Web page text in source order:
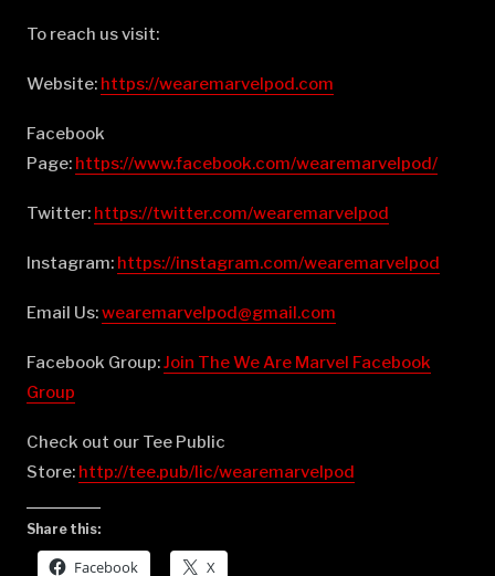
To reach us visit:
Website: ⁠⁠⁠⁠⁠⁠⁠⁠⁠⁠⁠⁠⁠⁠⁠⁠⁠⁠⁠⁠⁠⁠⁠⁠⁠⁠⁠⁠⁠⁠⁠⁠⁠⁠⁠⁠⁠⁠⁠⁠⁠⁠⁠⁠⁠⁠⁠⁠⁠⁠https://wearemarvelpod.com⁠⁠⁠⁠⁠⁠⁠⁠⁠⁠⁠⁠⁠⁠⁠⁠⁠⁠⁠⁠⁠⁠⁠⁠⁠⁠⁠⁠⁠⁠⁠⁠⁠⁠⁠⁠⁠⁠⁠⁠⁠⁠⁠⁠⁠⁠⁠⁠⁠⁠
Facebook
Page: ⁠⁠⁠⁠⁠⁠⁠⁠⁠⁠⁠⁠⁠⁠⁠⁠⁠⁠⁠⁠⁠⁠⁠⁠⁠⁠⁠⁠⁠⁠⁠⁠⁠⁠⁠⁠⁠⁠⁠⁠⁠⁠⁠⁠⁠⁠⁠⁠⁠⁠https://www.facebook.com/wearemarvelpod/⁠⁠⁠⁠⁠⁠⁠⁠⁠⁠⁠⁠⁠⁠⁠⁠⁠⁠⁠⁠⁠⁠⁠⁠⁠⁠⁠⁠⁠⁠⁠⁠⁠⁠⁠⁠⁠⁠⁠⁠⁠⁠⁠⁠⁠⁠⁠⁠⁠⁠
Twitter: ⁠⁠⁠⁠⁠⁠⁠⁠⁠⁠⁠⁠⁠⁠⁠⁠⁠⁠⁠⁠⁠⁠⁠⁠⁠⁠⁠⁠⁠⁠⁠⁠⁠⁠⁠⁠⁠⁠⁠⁠⁠⁠⁠⁠⁠⁠⁠⁠⁠⁠https://twitter.com/wearemarvelpod⁠⁠⁠⁠⁠⁠⁠⁠⁠⁠⁠⁠⁠⁠⁠⁠⁠⁠⁠⁠⁠⁠⁠⁠⁠⁠⁠⁠⁠⁠⁠⁠⁠⁠⁠⁠⁠⁠⁠⁠⁠⁠⁠⁠⁠⁠⁠⁠⁠⁠
Instagram: ⁠⁠⁠⁠⁠⁠⁠⁠⁠⁠⁠⁠⁠⁠⁠⁠⁠⁠⁠⁠⁠⁠⁠⁠⁠⁠⁠⁠⁠⁠⁠⁠⁠⁠⁠⁠⁠⁠⁠⁠⁠⁠⁠⁠⁠⁠⁠⁠⁠⁠https://instagram.com/wearemarvelpod⁠⁠⁠⁠⁠⁠⁠⁠⁠⁠⁠⁠⁠⁠⁠⁠⁠⁠⁠⁠⁠⁠⁠⁠⁠⁠⁠⁠⁠⁠⁠⁠⁠⁠⁠⁠⁠⁠⁠⁠⁠⁠⁠⁠⁠⁠⁠⁠⁠⁠
Email Us:⁠⁠⁠⁠⁠⁠⁠⁠⁠⁠⁠⁠⁠⁠⁠⁠⁠⁠⁠⁠⁠⁠⁠⁠⁠⁠⁠⁠⁠⁠⁠⁠⁠⁠⁠⁠⁠⁠⁠⁠⁠⁠⁠⁠⁠⁠⁠⁠⁠⁠wearemarvelpod@gmail.com⁠⁠⁠⁠⁠⁠⁠⁠⁠⁠⁠⁠⁠⁠⁠⁠⁠⁠⁠⁠⁠⁠⁠⁠⁠⁠⁠⁠⁠⁠⁠⁠⁠⁠⁠⁠⁠⁠⁠⁠⁠⁠⁠⁠⁠⁠⁠⁠⁠⁠
Facebook Group:⁠⁠⁠⁠⁠⁠⁠⁠⁠⁠⁠⁠⁠⁠⁠⁠⁠⁠⁠⁠⁠⁠⁠⁠⁠⁠⁠⁠⁠⁠⁠⁠⁠⁠⁠⁠⁠⁠⁠⁠⁠⁠⁠⁠⁠⁠⁠⁠⁠⁠Join The We Are Marvel Facebook
Group⁠⁠⁠⁠⁠⁠⁠⁠⁠⁠⁠⁠⁠⁠⁠⁠⁠⁠⁠⁠⁠⁠⁠⁠⁠⁠⁠⁠⁠⁠⁠⁠⁠⁠⁠⁠⁠⁠⁠⁠⁠⁠⁠⁠⁠⁠⁠⁠⁠⁠
Check out our Tee Public
Store: ⁠⁠⁠⁠⁠⁠⁠⁠⁠⁠⁠⁠⁠⁠⁠⁠⁠⁠⁠⁠⁠⁠⁠⁠⁠⁠⁠⁠⁠⁠⁠⁠⁠⁠⁠⁠⁠⁠⁠⁠⁠⁠⁠⁠⁠⁠⁠⁠⁠⁠http://tee.pub/lic/wearemarvelpod⁠
Share this:
Facebook X